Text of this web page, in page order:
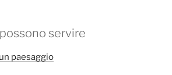
servire
paesaggio